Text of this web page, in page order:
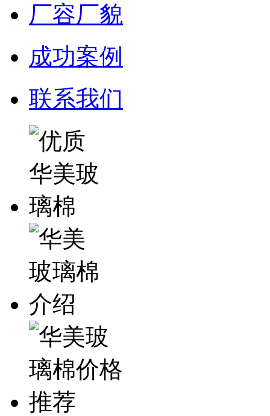
厂容厂貌
成功案例
联系我们